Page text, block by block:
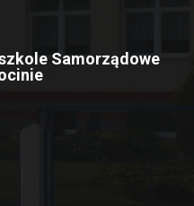
Samorządowe